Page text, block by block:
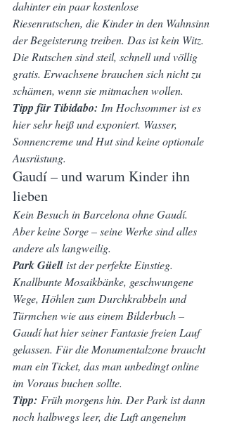
dahinter ein paar kostenlose
Riesenrutschen, die Kinder in den Wahnsinn
der Begeisterung treiben. Das ist kein Witz.
Die Rutschen sind steil, schnell und völlig
gratis. Erwachsene brauchen sich nicht zu
schämen, wenn sie mitmachen wollen.
Tipp für Tibidabo: Im Hochsommer ist es
hier sehr heiß und exponiert. Wasser,
Sonnencreme und Hut sind keine optionale
Ausrüstung.
Gaudí – und warum Kinder ihn
lieben
Kein Besuch in Barcelona ohne Gaudí.
Aber keine Sorge – seine Werke sind alles
andere als langweilig.
Park Güell ist der perfekte Einstieg.
Knallbunte Mosaikbänke, geschwungene
Wege, Höhlen zum Durchkrabbeln und
Türmchen wie aus einem Bilderbuch –
Gaudí hat hier seiner Fantasie freien Lauf
gelassen. Für die Monumentalzone braucht
man ein Ticket, das man unbedingt online
im Voraus buchen sollte.
Tipp: Früh morgens hin. Der Park ist dann
noch halbwegs leer, die Luft angenehm